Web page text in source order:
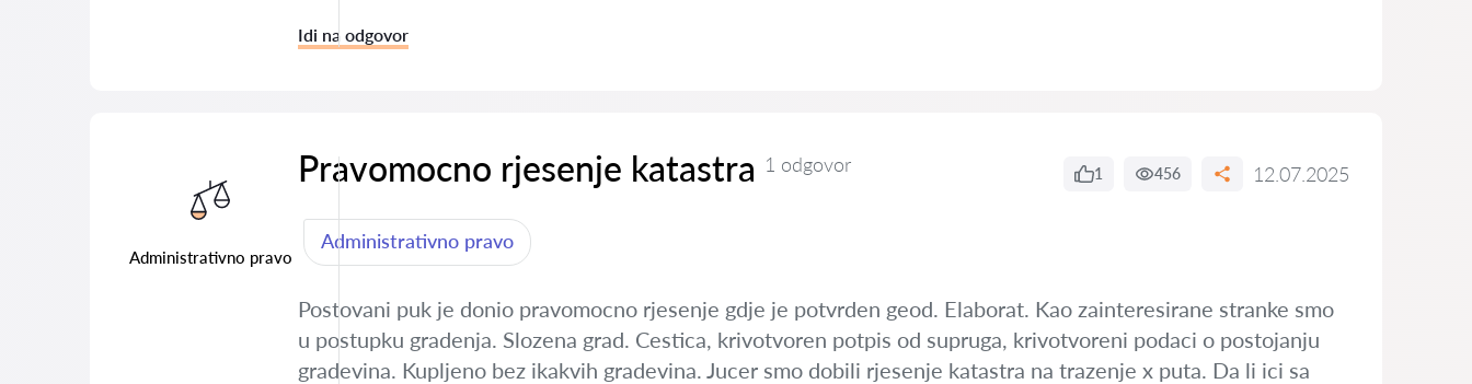
Idi na odgovor
Administrativno pravo
Pravomocno rjesenje katastra 1 odgovor 1 456 12.07.2025
Administrativno pravo
Postovani puk je donio pravomocno rjesenje gdje je potvrden geod. Elaborat. Kao zainteresirane stranke smo
u postupku gradenja. Slozena grad. Cestica, krivotvoren potpis od supruga, krivotvoreni podaci o postojanju
gradevina. Kupljeno bez ikakvih gradevina. Jucer smo dobili rjesenje katastra na trazenje x puta. Da li ici sa